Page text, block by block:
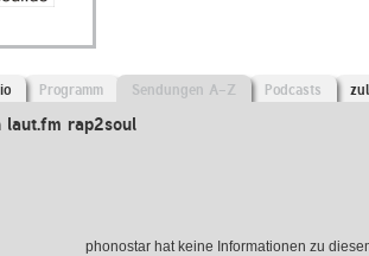
Programm Sendungen A-Z Podcasts
laut.fm rap2soul
phonostar hat keine Informationen zu